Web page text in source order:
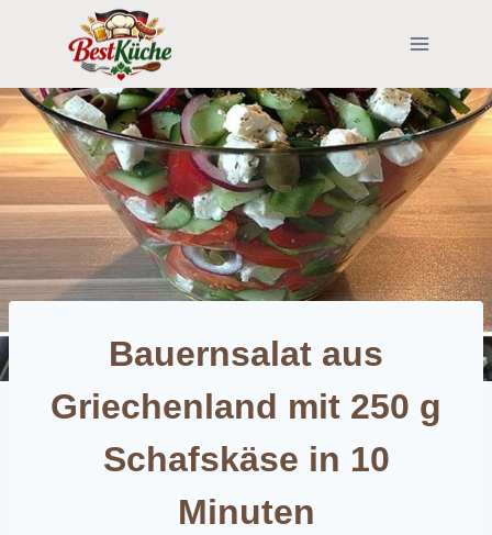
Bauernsalat aus
Griechenland mit 250 g
Schafskäse in 10
Minuten